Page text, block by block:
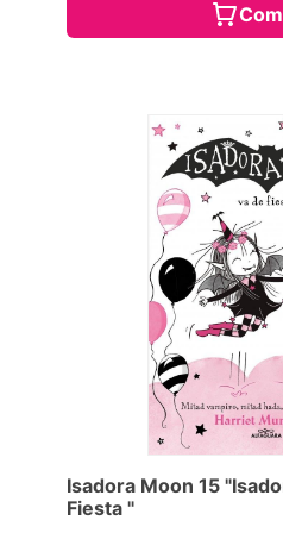
Isadora Moon 15
Fiesta "